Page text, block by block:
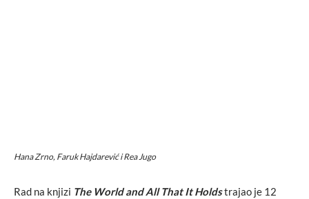
Hana Zrno, Faruk Hajdarević i Rea Jugo
Rad na knjizi The World and All That It Holdstrajao je 12